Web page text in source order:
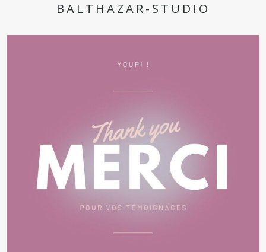
BALTHAZAR-STUDIO